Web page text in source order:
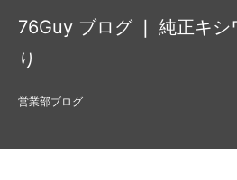
76Guy ブログ ❘ 純正キシ
り
営業部ブログ